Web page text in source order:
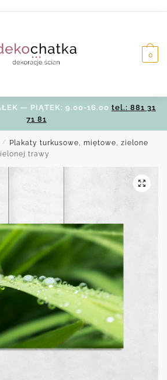
0
— PIĄTEK: 9.00-16.00 tel.: 881 31
71 81
/ Plakaty turkusowe, miętowe, zielone
trawy